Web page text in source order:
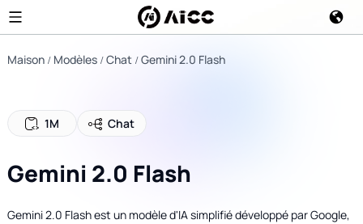
Maison Modèles Chat Gemini 2.0 Flash
1M Chat
Gemini 2.0 Flash
Gemini 2.0 Flash est un modèle d'IA simplifié développé par Google,